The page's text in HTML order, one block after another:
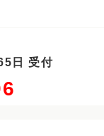
日 受付